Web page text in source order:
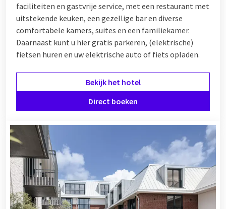
faciliteiten en gastvrije service, met een restaurant met
uitstekende keuken, een gezellige bar en diverse
comfortabele kamers, suites en een familiekamer.
Daarnaast kunt u hier gratis parkeren, (elektrische)
fietsen huren en uw elektrische auto of fiets opladen.
Bekijk het hotel
Direct boeken